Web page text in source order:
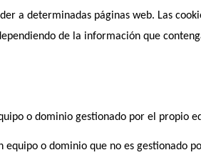
a determinadas páginas web. Las
de la información que
o dominio gestionado por el propio
o dominio que no es